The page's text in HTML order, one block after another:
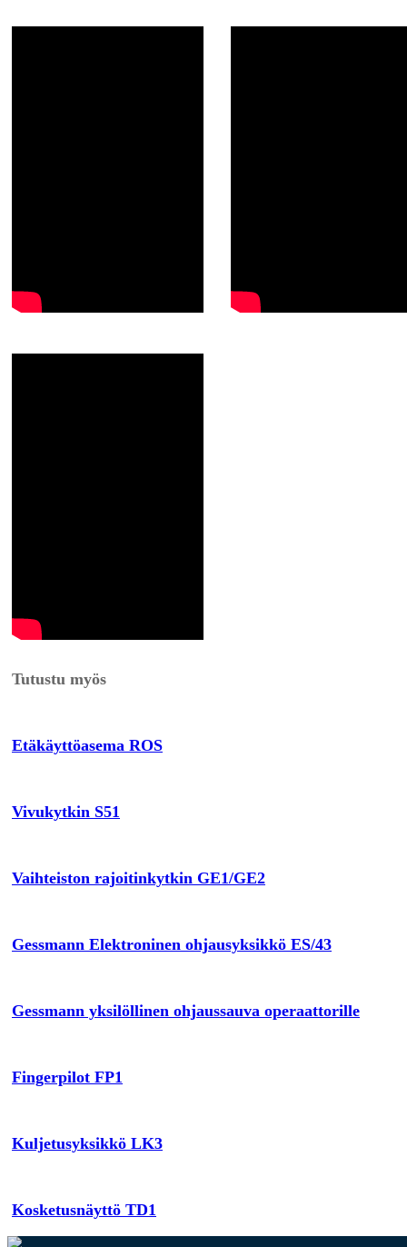
Tutustu myös
Etäkäyttöasema ROS
Vivukytkin S51
Vaihteiston rajoitinkytkin GE1/GE2
Gessmann Elektroninen ohjausyksikkö ES/43
Gessmann yksilöllinen ohjaussauva operaattorille
Fingerpilot FP1
Kuljetusyksikkö LK3
Kosketusnäyttö TD1